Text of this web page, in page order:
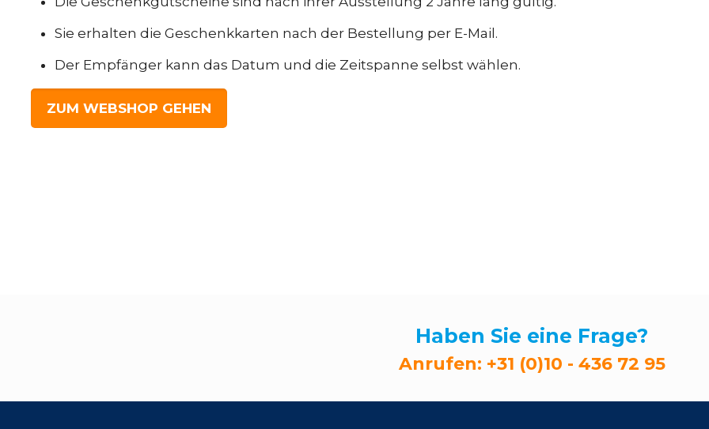
Sie erhalten die Geschenkkarten nach der Bestellung per E-Mail.
Der Empfänger kann das Datum und die Zeitspanne selbst wählen.
ZUM WEBSHOP GEHEN
Haben Sie eine Frage?
Anrufen: +31 (0)10 - 436 72 95